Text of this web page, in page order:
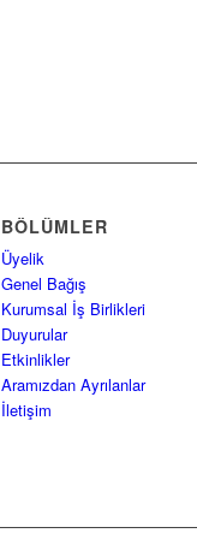
BÖLÜMLER
Üyelik
Genel Bağış
Kurumsal İş Birlikleri
Duyurular
Etkinlikler
Aramızdan Ayrılanlar
İletişim